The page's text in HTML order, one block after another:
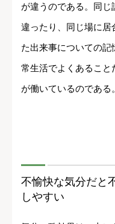
が違うのである。同
違ったり、同じ場に居
た出来事についての記
常生活でよくあるこ
が働いているのである。
不愉快な気分だと
しやすい